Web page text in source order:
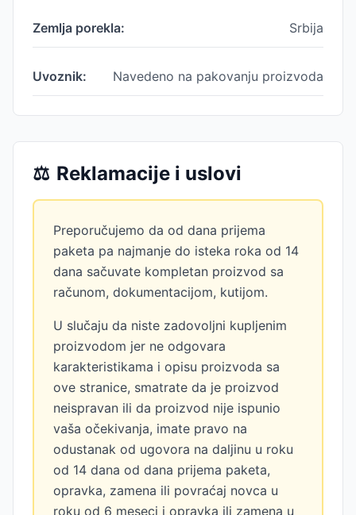
Zemlja porekla: Srbija
Uvoznik: Navedeno na pakovanju proizvoda
⚖️ Reklamacije i uslovi
Preporučujemo da od dana prijema
paketa pa najmanje do isteka roka od 14
dana sačuvate kompletan proizvod sa
računom, dokumentacijom, kutijom.
U slučaju da niste zadovoljni kupljenim
proizvodom jer ne odgovara
karakteristikama i opisu proizvoda sa
ove stranice, smatrate da je proizvod
neispravan ili da proizvod nije ispunio
vaša očekivanja, imate pravo na
odustanak od ugovora na daljinu u roku
od 14 dana od dana prijema paketa,
opravka, zamena ili povraćaj novca u
roku od 6 meseci i opravka ili zamena u